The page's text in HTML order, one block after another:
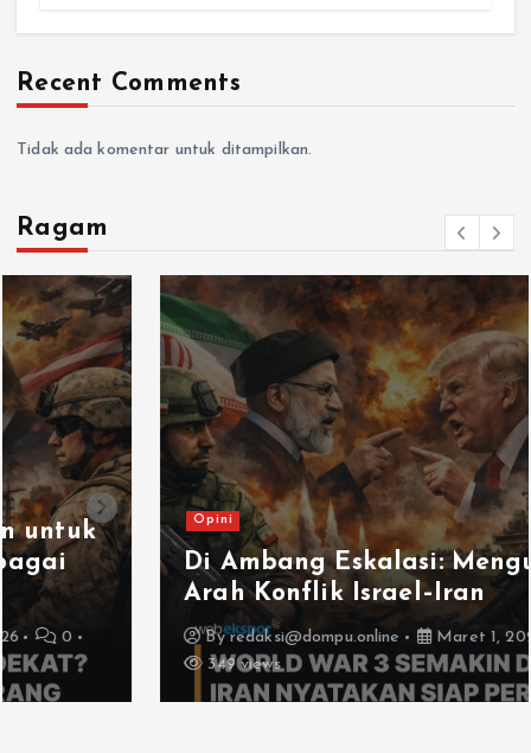
Recent Comments
Tidak ada komentar untuk ditampilkan.
Ragam
Opini
Di Ambang Eskalasi: Mengukur
Arah Konflik Israel–Iran
By redaksi@dompu.online Maret 1, 2026
0
349 views